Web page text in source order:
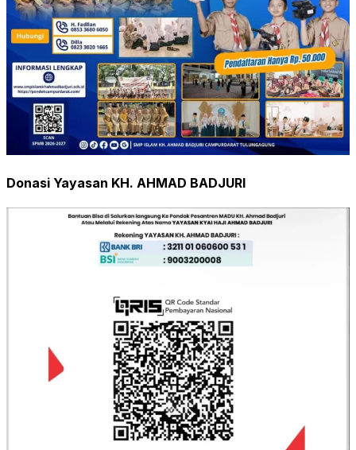
Donasi Yayasan KH. AHMAD BADJURI